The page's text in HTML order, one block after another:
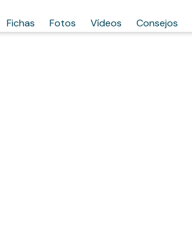
Fichas Fotos Vídeos Consejos